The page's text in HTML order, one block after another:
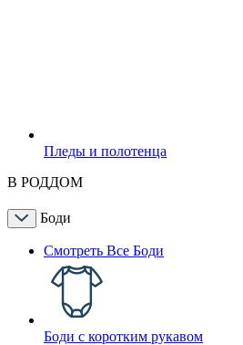
Пледы и полотенца
В РОДДОМ
Боди
Смотреть Все Боди
Боди с коротким рукавом